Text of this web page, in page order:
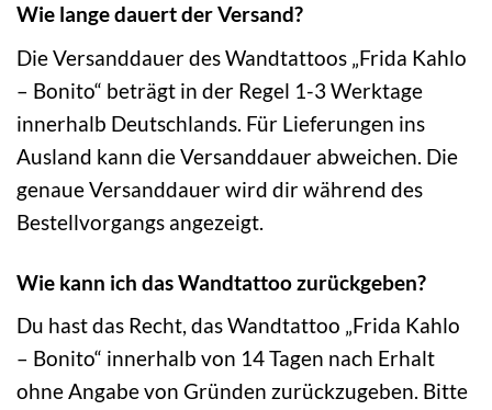
Wie lange dauert der Versand?
Die Versanddauer des Wandtattoos „Frida Kahlo
– Bonito“ beträgt in der Regel 1-3 Werktage
innerhalb Deutschlands. Für Lieferungen ins
Ausland kann die Versanddauer abweichen. Die
genaue Versanddauer wird dir während des
Bestellvorgangs angezeigt.
Wie kann ich das Wandtattoo zurückgeben?
Du hast das Recht, das Wandtattoo „Frida Kahlo
– Bonito“ innerhalb von 14 Tagen nach Erhalt
ohne Angabe von Gründen zurückzugeben. Bitte